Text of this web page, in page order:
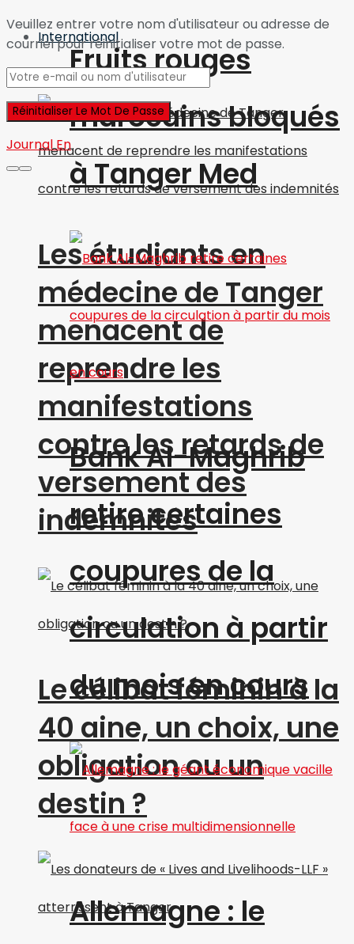
International
Vie associative
Les étudiants en
médecine de Tanger
menacent de
reprendre les
manifestations
contre les retards de
versement des
indemnités
Le célibat féminin à la
40 aine, un choix, une
obligation ou un
destin ?
Fruits rouges
marocains bloqués
à Tanger Med
Bank Al-Maghrib
retire certaines
coupures de la
circulation à partir
du mois en cours
Allemagne : le
Veuillez entrer votre nom d'utilisateur ou adresse de
courriel pour réinitialiser votre mot de passe.
Journal En